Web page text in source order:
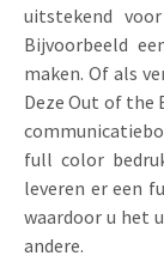
uitstekend
Bijvoorbeeld
maken. Of als
Deze Out of the
full color
leveren er een
waardoor u het
andere.
Turning Card
Pop-up Kaarten
Geluidskaarten
Schuifdoosjes
Retail Marketing
Sport Marketing
Media Marketing
Automotive
Kerst- en
Verjaardag en
Uitnodigingen
Product
App-lancering
Contact
Over Ons
Vacatures